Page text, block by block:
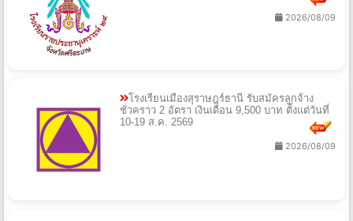
2026/08/09
โรงเรียนเมืองสุราษฎร์ธานี รับสมัครลูกจ้าง
ชั่วคราว 2 อัตรา เงินเดือน 9,500 บาท ตั้งแต่วันที่
10-19 ส.ค. 2569
2026/08/09